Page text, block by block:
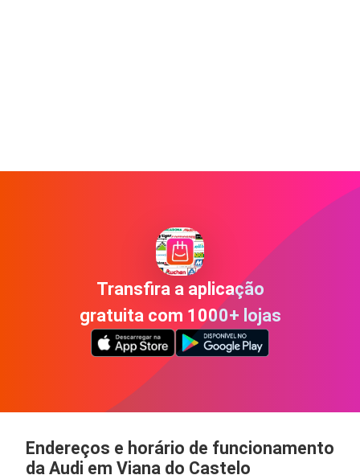
Transfira a aplicação
gratuita com 1000+ lojas
Endereços e horário de funcionamento
da Audi em Viana do Castelo